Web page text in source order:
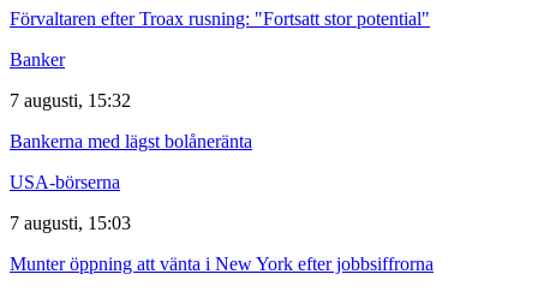
Förvaltaren efter Troax rusning: "Fortsatt stor potential"
Banker
7 augusti, 15:32
Bankerna med lägst bolåneränta
USA-börserna
7 augusti, 15:03
Munter öppning att vänta i New York efter jobbsiffrorna